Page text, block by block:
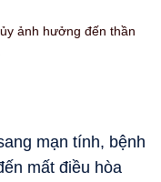
ảnh hưởng đến thần
mạn tính, bệnh
mất điều hòa